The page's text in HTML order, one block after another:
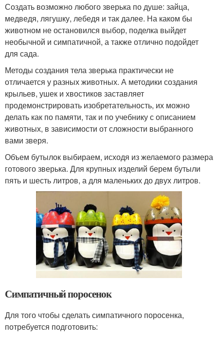
Создать возможно любого зверька по душе: зайца,
медведя, лягушку, лебедя и так далее. На каком бы
животном не остановился выбор, поделка выйдет
необычной и симпатичной, а также отлично подойдет
для сада.
Методы создания тела зверька практически не
отличается у разных животных. А методики создания
крыльев, ушек и хвостиков заставляет
продемонстрировать изобретательность, их можно
делать как по памяти, так и по учебнику с описанием
животных, в зависимости от сложности выбранного
вами зверя.
Объем бутылок выбираем, исходя из желаемого размера
готового зверька. Для крупных изделий берем бутыли
пять и шесть литров, а для маленьких до двух литров.
Симпатичный поросенок
Для того чтобы сделать симпатичного поросенка,
потребуется подготовить: